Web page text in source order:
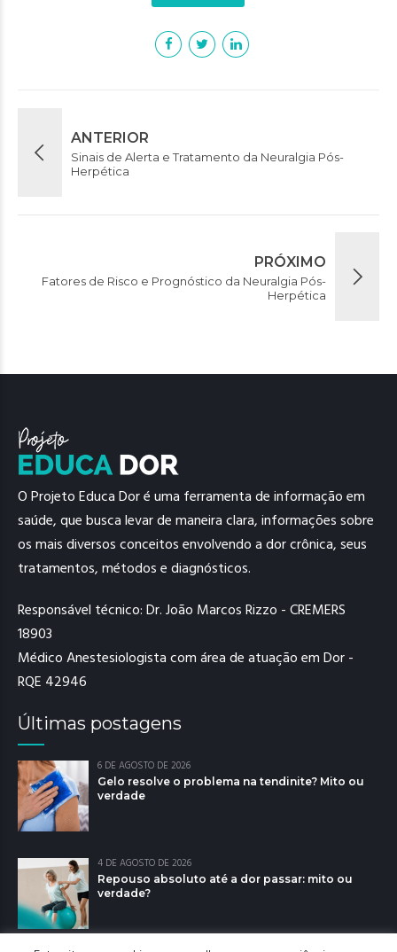
ANTERIOR
Sinais de Alerta e Tratamento da Neuralgia Pós-
Herpética
PRÓXIMO
Fatores de Risco e Prognóstico da Neuralgia Pós-
Herpética
O Projeto Educa Dor é uma ferramenta de informação em
saúde, que busca levar de maneira clara, informações sobre
os mais diversos conceitos envolvendo a dor crônica, seus
tratamentos, métodos e diagnósticos.
Responsável técnico: Dr. João Marcos Rizzo - CREMERS
18903
Médico Anestesiologista com área de atuação em Dor -
RQE 42946
Últimas postagens
6 DE AGOSTO DE 2026
Gelo resolve o problema na tendinite? Mito ou
verdade
4 DE AGOSTO DE 2026
Repouso absoluto até a dor passar: mito ou
verdade?